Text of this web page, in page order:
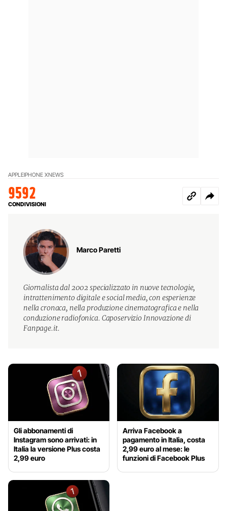
APPLEIPHONE XNEWS
9592
CONDIVISIONI
Marco Paretti
Giornalista dal 2002 specializzato in nuove tecnologie,
intrattenimento digitale e social media, con esperienze
nella cronaca, nella produzione cinematografica e nella
conduzione radiofonica. Caposervizio Innovazione di
Fanpage.it.
Gli abbonamenti di
Instagram sono arrivati: in
Italia la versione Plus costa
2,99 euro
Arriva Facebook a
pagamento in Italia, costa
2,99 euro al mese: le
funzioni di Facebook Plus